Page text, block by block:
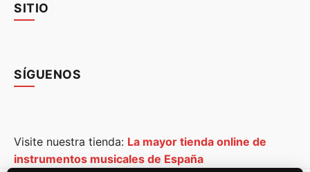
SITIO
SÍGUENOS
Visite nuestra tienda: La mayor tienda online de
instrumentos musicales de España